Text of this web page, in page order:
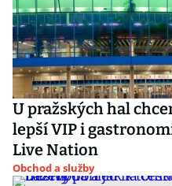
U pražských hal
lepší VIP i
Live Nation
Obchod a služby